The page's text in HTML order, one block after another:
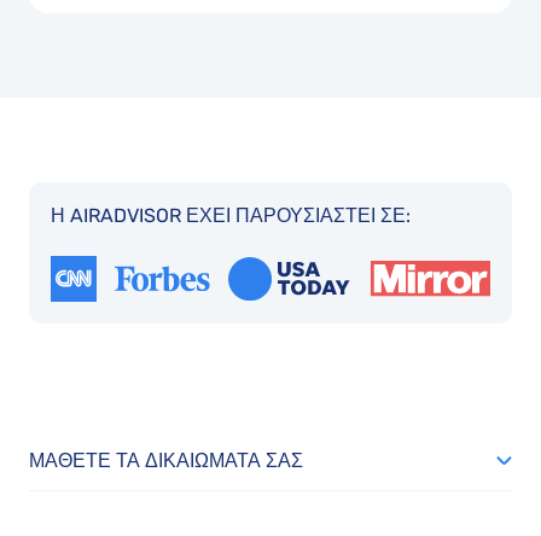
Η AIRADVISOR ΈΧΕΙ ΠΑΡΟΥΣΙΑΣΤΕΊ ΣΕ:
ΜΆΘΕΤΕ ΤΑ ΔΙΚΑΙΏΜΑΤΆ ΣΑΣ